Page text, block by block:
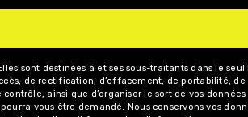
sont destinées à et ses sous-traitants dans le seul
de rectification, d’effacement, de portabilité, de
ainsi que d’organiser le sort de vos données
vous être demandé. Nous conservons vos